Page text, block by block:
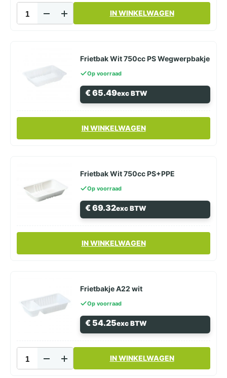
Wit
480cc
IN WINKELWAGEN
Frietbak Wit 750cc PS Wegwerpbakje
Op voorraad
€65.49exc BTW
IN WINKELWAGEN
Dit
heeft
optie
kan
gekozen
de
Frietbak Wit 750cc PS+PPE
Op voorraad
€69.32exc BTW
IN WINKELWAGEN
Dit
heeft
optie
kan
gekozen
de
productpagina
Frietbakje A22 wit
Op voorraad
€ 54.25exc BTW
A22
wit
IN WINKELWAGEN